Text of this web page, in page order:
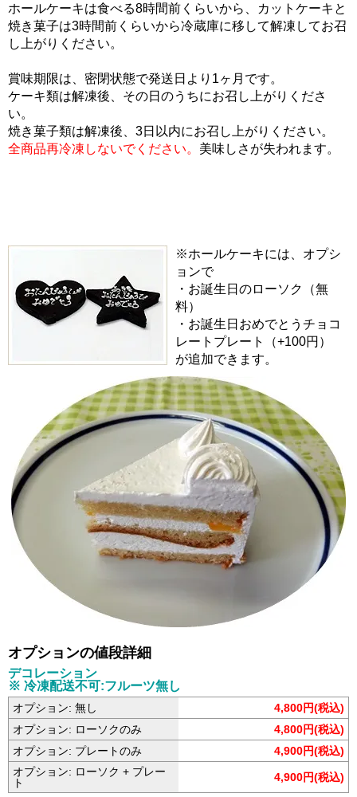
ホールケーキは食べる8時間前くらいから、カットケーキと
焼き菓子は3時間前くらいから冷蔵庫に移して解凍してお召
し上がりください。
賞味期限は、密閉状態で発送日より1ヶ月です。
ケーキ類は解凍後、その日のうちにお召し上がりくださ
い。
焼き菓子類は解凍後、3日以内にお召し上がりください。
全商品再冷凍しないでください。 美味しさが失われます。
※ホールケーキには、オプシ
ョンで
・お誕生日のローソク（無
料）
・お誕生日おめでとうチョコ
レートプレート（+100円）
が追加できます。
オプションの値段詳細
デコレーション
※ 冷凍配送不可:フルーツ無し
オプション: 無し
4,800円(税込)
オプション: ローソクのみ
4,800円(税込)
オプション: プレートのみ
4,900円(税込)
オプション: ローソク + プレー
ト
4,900円(税込)